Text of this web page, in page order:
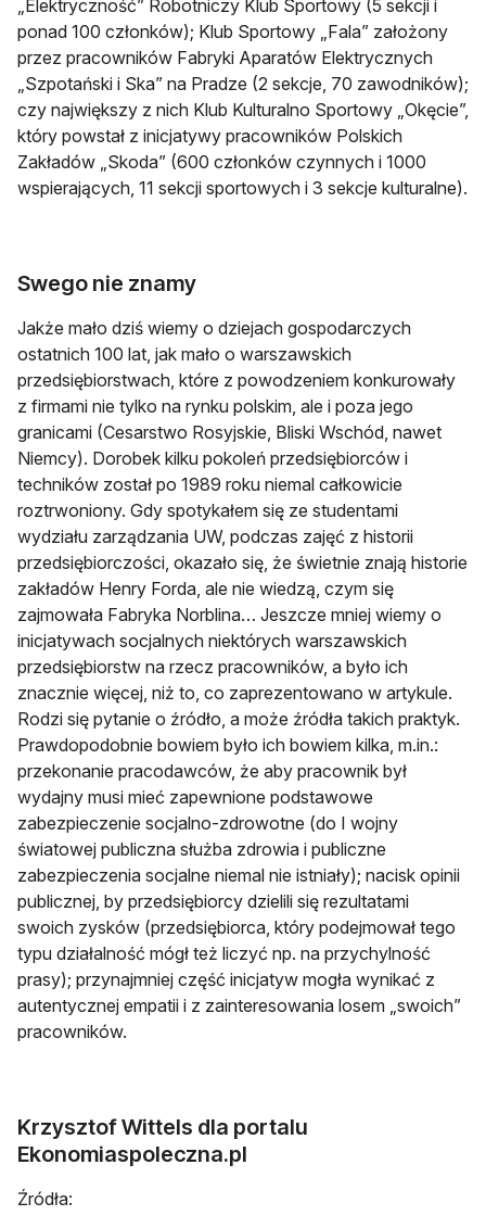
„Elektryczność” Robotniczy Klub Sportowy (5 sekcji i
ponad 100 członków); Klub Sportowy „Fala” założony
przez pracowników Fabryki Aparatów Elektrycznych
„Szpotański i Ska” na Pradze (2 sekcje, 70 zawodników);
czy największy z nich Klub Kulturalno Sportowy „Okęcie”,
który powstał z inicjatywy pracowników Polskich
Zakładów „Skoda” (600 członków czynnych i 1000
wspierających, 11 sekcji sportowych i 3 sekcje kulturalne).
Swego nie znamy
Jakże mało dziś wiemy o dziejach gospodarczych
ostatnich 100 lat, jak mało o warszawskich
przedsiębiorstwach, które z powodzeniem konkurowały
z firmami nie tylko na rynku polskim, ale i poza jego
granicami (Cesarstwo Rosyjskie, Bliski Wschód, nawet
Niemcy). Dorobek kilku pokoleń przedsiębiorców i
techników został po 1989 roku niemal całkowicie
roztrwoniony. Gdy spotykałem się ze studentami
wydziału zarządzania UW, podczas zajęć z historii
przedsiębiorczości, okazało się, że świetnie znają historie
zakładów Henry Forda, ale nie wiedzą, czym się
zajmowała Fabryka Norblina… Jeszcze mniej wiemy o
inicjatywach socjalnych niektórych warszawskich
przedsiębiorstw na rzecz pracowników, a było ich
znacznie więcej, niż to, co zaprezentowano w artykule.
Rodzi się pytanie o źródło, a może źródła takich praktyk.
Prawdopodobnie bowiem było ich bowiem kilka, m.in.:
przekonanie pracodawców, że aby pracownik był
wydajny musi mieć zapewnione podstawowe
zabezpieczenie socjalno-zdrowotne (do I wojny
światowej publiczna służba zdrowia i publiczne
zabezpieczenia socjalne niemal nie istniały); nacisk opinii
publicznej, by przedsiębiorcy dzielili się rezultatami
swoich zysków (przedsiębiorca, który podejmował tego
typu działalność mógł też liczyć np. na przychylność
prasy); przynajmniej część inicjatyw mogła wynikać z
autentycznej empatii i z zainteresowania losem „swoich”
pracowników.
Krzysztof Wittels dla portalu
Ekonomiaspoleczna.pl
Źródła: